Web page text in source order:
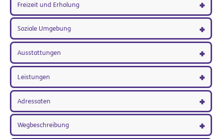
Freizeit und Erholung
Soziale Umgebung
Ausstattungen
Leistungen
Adressaten
Wegbeschreibung